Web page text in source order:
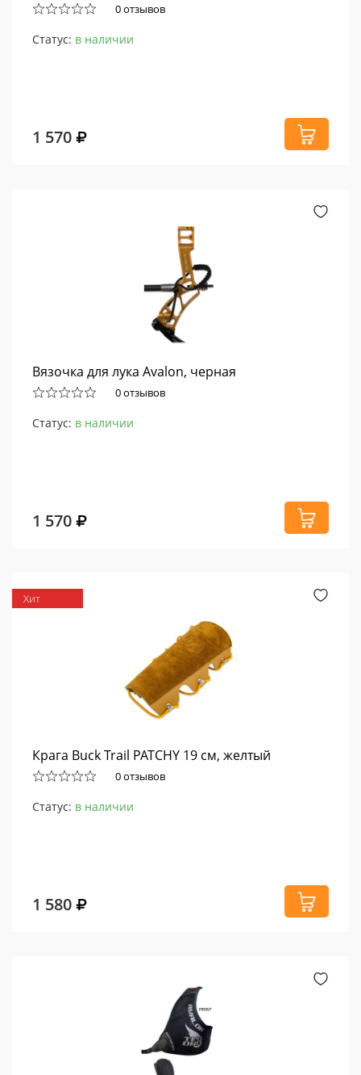
0 отзывов
Статус: в наличии
1 570
Вязочка для лука Avalon, черная
0 отзывов
Статус: в наличии
1 570
Хит
Крага Buck Trail PATCHY 19 см, желтый
0 отзывов
Статус: в наличии
1 580